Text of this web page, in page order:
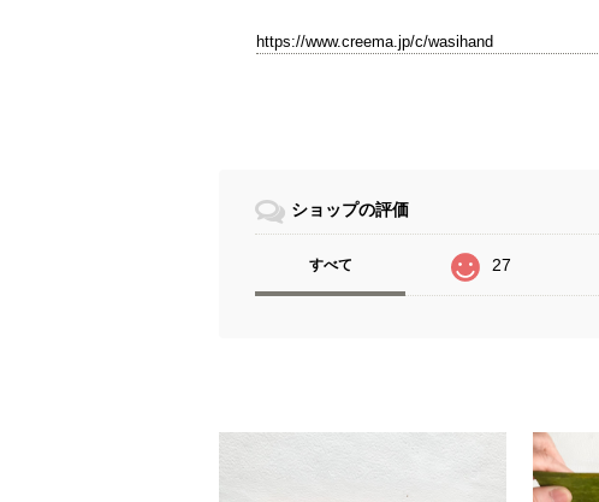
https://www.creema.jp/c/wasihand
ショップの評価
すべて 27